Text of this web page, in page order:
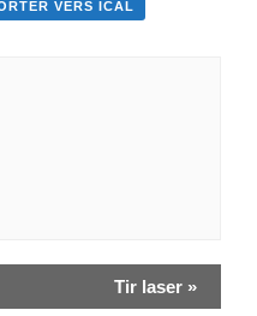
VERS ICAL
Tir laser »